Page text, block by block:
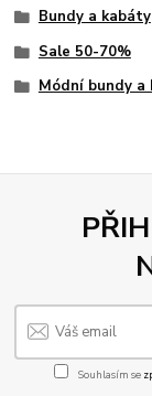
Bundy a kabáty
Sale 50-70%
Módní bundy a
Souhlasím se